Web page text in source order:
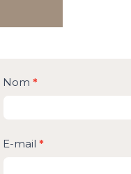
Contact
Nom *
E-mail *